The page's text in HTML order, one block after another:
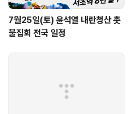
7월25일(토) 윤석열 내란청산 촛
불집회 전국 일정